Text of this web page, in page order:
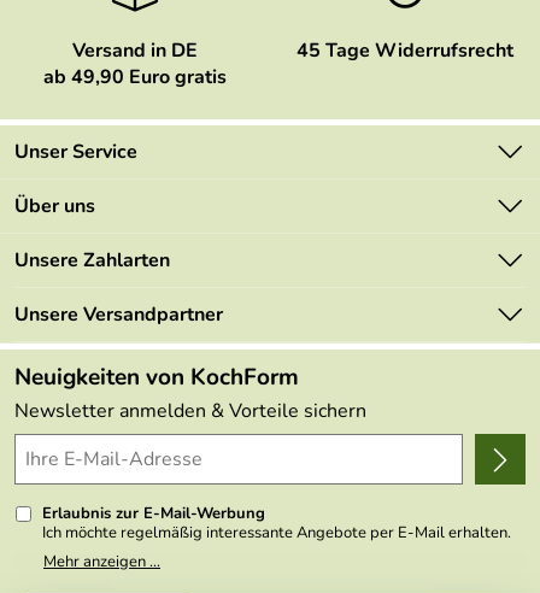
Versand in DE
ab 49,90 Euro gratis
45 Tage Widerrufsrecht
Unser Service
Kontakt
Mehrwertsteuerfrei
Retourenportal
FAQs
Lieferbedingungen
Delivery Terms
Kundenlogin
Über uns
Marken
Angebote
Made in Germany
Themen
Wir über uns
Presse
Unsere Zahlarten
Unsere Versandpartner
Neuigkeiten von KochForm
Newsletter anmelden & Vorteile sichern
Erlaubnis zur E-Mail-Werbung
Ich möchte regelmäßig interessante Angebote per E-Mail erhalten.
Meine E-Mail-Adresse wird nicht an andere Unternehmen
weitergegeben. Zu statistischen Zwecken wird in anonymer Form
Mehr anzeigen ...